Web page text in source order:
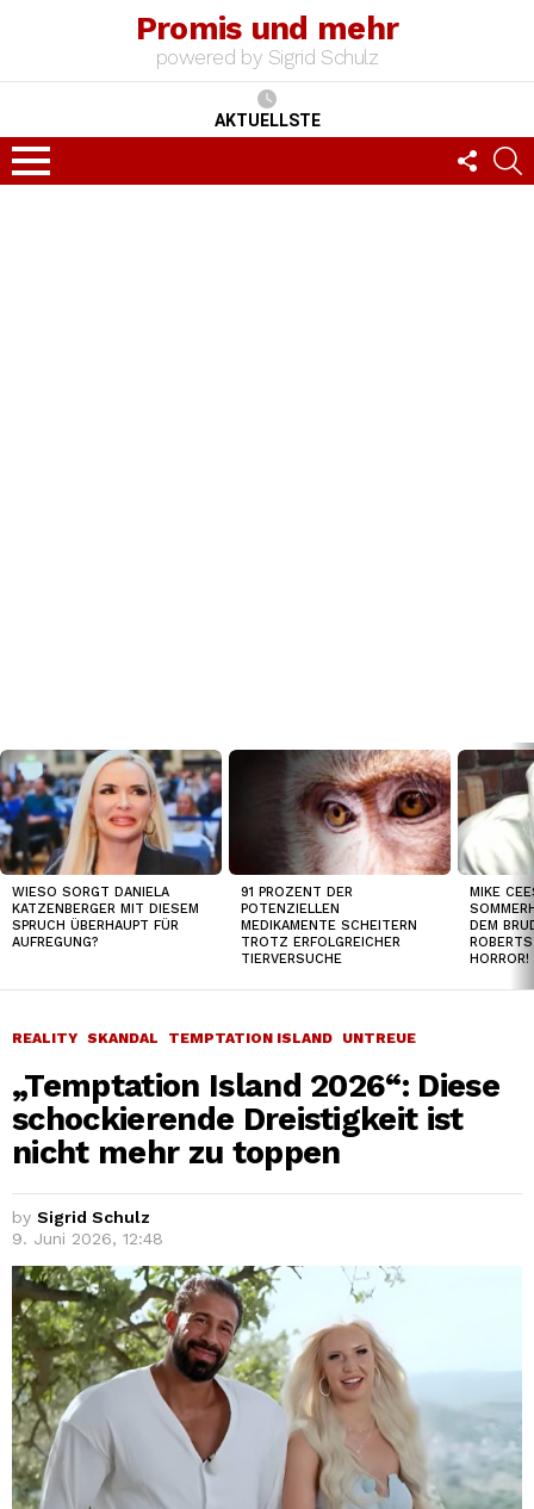
Promis und mehr
powered by Sigrid Schulz
AKTUELLSTE
Menu
US
TOP
NEWS
WIESO SORGT DANIELA
KATZENBERGER MIT DIESEM
SPRUCH ÜBERHAUPT FÜR
AUFREGUNG?
91 PROZENT DER
POTENZIELLEN
MEDIKAMENTE SCHEITERN
TROTZ ERFOLGREICHER
TIERVERSUCHE
MIKE
DEM
HORROR!
REALITY SKANDAL TEMPTATION ISLAND UNTREUE
„Temptation Island 2026“: Diese
schockierende Dreistigkeit ist
nicht mehr zu toppen
by Sigrid Schulz
9. Juni 2026, 12:48